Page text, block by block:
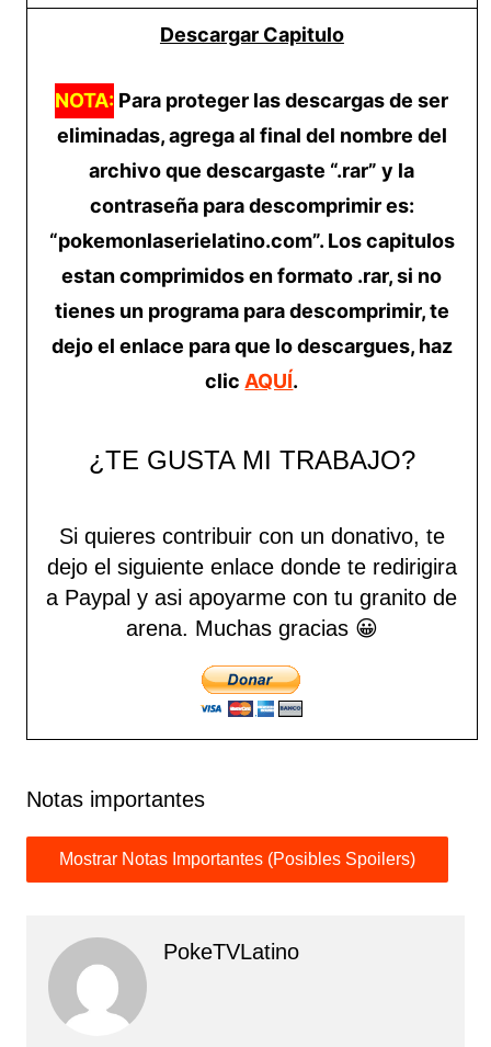
Descargar Capitulo
NOTA: Para proteger las descargas de ser
eliminadas, agrega al final del nombre del
archivo que descargaste “.rar” y la
contraseña para descomprimir es:
“pokemonlaserielatino.com”. Los capitulos
estan comprimidos en formato .rar, si no
tienes un programa para descomprimir, te
dejo el enlace para que lo descargues, haz
clic AQUÍ.
¿TE GUSTA MI TRABAJO?
Si quieres contribuir con un donativo, te
dejo el siguiente enlace donde te redirigira
a Paypal y asi apoyarme con tu granito de
arena. Muchas gracias 😀
Notas importantes
PokeTVLatino